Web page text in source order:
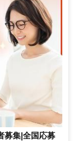
募集|全国応募